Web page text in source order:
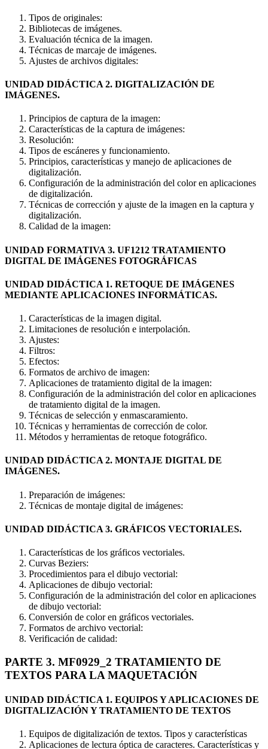
Tipos de originales:
Bibliotecas de imágenes.
Evaluación técnica de la imagen.
Técnicas de marcaje de imágenes.
Ajustes de archivos digitales:
UNIDAD DIDÁCTICA 2. DIGITALIZACIÓN DE
IMÁGENES.
Principios de captura de la imagen:
Características de la captura de imágenes:
Resolución:
Tipos de escáneres y funcionamiento.
Principios, características y manejo de aplicaciones de
digitalización.
Configuración de la administración del color en aplicaciones
de digitalización.
Técnicas de corrección y ajuste de la imagen en la captura y
digitalización.
Calidad de la imagen:
UNIDAD FORMATIVA 3. UF1212 TRATAMIENTO
DIGITAL DE IMÁGENES FOTOGRÁFICAS
UNIDAD DIDÁCTICA 1. RETOQUE DE IMÁGENES
MEDIANTE APLICACIONES INFORMÁTICAS.
Características de la imagen digital.
Limitaciones de resolución e interpolación.
Ajustes:
Filtros:
Efectos:
Formatos de archivo de imagen:
Aplicaciones de tratamiento digital de la imagen:
Configuración de la administración del color en aplicaciones
de tratamiento digital de la imagen.
Técnicas de selección y enmascaramiento.
Técnicas y herramientas de corrección de color.
Métodos y herramientas de retoque fotográfico.
UNIDAD DIDÁCTICA 2. MONTAJE DIGITAL DE
IMÁGENES.
Preparación de imágenes:
Técnicas de montaje digital de imágenes:
UNIDAD DIDÁCTICA 3. GRÁFICOS VECTORIALES.
Características de los gráficos vectoriales.
Curvas Beziers:
Procedimientos para el dibujo vectorial:
Aplicaciones de dibujo vectorial:
Configuración de la administración del color en aplicaciones
de dibujo vectorial:
Conversión de color en gráficos vectoriales.
Formatos de archivo vectorial:
Verificación de calidad:
PARTE 3. MF0929_2 TRATAMIENTO DE
TEXTOS PARA LA MAQUETACIÓN
UNIDAD DIDÁCTICA 1. EQUIPOS Y APLICACIONES DE
DIGITALIZACIÓN Y TRATAMIENTO DE TEXTOS
Equipos de digitalización de textos. Tipos y características
Aplicaciones de lectura óptica de caracteres. Características y